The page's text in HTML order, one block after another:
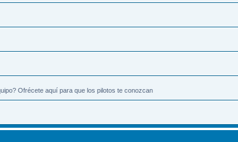
Ofrécete aquí para que los pilotos te conozcan